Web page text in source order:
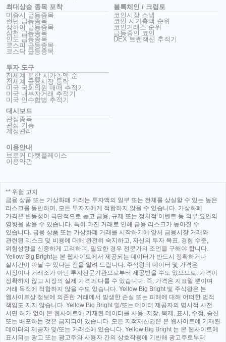
최대상승 종목 포착
미증시 급등종목
런던 급등종목
상하이 급등종목
심천 급등종목
인도 급등종목
코스피 급등종목
코스닥 급등종목
투자 도구
전세계 통합 시가총액 순
전세계 금융시장 등락
미국 국회의원 매매 추적기
미국 내부자거래 추적기
미국 인수합병 추적기
블록체인 / 크립토
코인시장 스냅
코인 시가총액 순위
코인거래소 순위
급등중인 코인
DEX 트랜잭션 추적기
대시보드
관심종목
관심 기능
계정관리
이용안내
브로커 마켓플레이스
이용약관
** 위험 고지
금융 상품 또는 가상화폐 거래는 투자액의 일부 또는 전체를 상실할 수 있는 높은
리스크를 동반하며, 모든 투자자에게 적합하지 않을 수 있습니다. 가상화폐
가격은 변동성이 극단적으로 높고 금융, 규제 또는 정치적 이벤트 등 외부 요인의
영향을 받을 수 있습니다. 특히 마진 거래로 인해 금융 리스크가 높아질 수
있습니다. 금융 상품 또는 가상화폐 거래를 시작하기에 앞서 금융시장 거래와
관련된 리스크 및 비용에 대해 완전히 숙지하고, 자신의 투자 목표, 경험 수준,
위험성향을 신중하게 고려하며, 필요한 경우 전문가의 조언을 구해야 합니다.
Yellow Big Bright는 본 웹사이트에서 제공되는 데이터가 반드시 정확하거나
실시간이 아닐 수 있다는 점을 알려 드립니다. 주식왕의 데이터 및 가격은
시장이나 거래소가 아닌 투자전문기관으로부터 제공받을 수도 있으므로, 가격이
정확하지 않고 시장의 실제 가격과 다를 수 있습니다. 즉, 가격은 지표일 뿐이며
거래 목적에 적합하지 않을 수도 있습니다. Yellow Big Bright 및 주식왕은 본
웹사이트상 정보에 의존한 거래에서 발생한 손실 또는 피해에 대해 어떠한 법적
책임도 지지 않습니다. Yellow Big Bright 및/또는 데이터 제공자의 명시적 사전
서면 허가 없이 본 웹사이트에 기재된 데이터를 사용, 저장, 복제, 표시, 수정, 송신
또는 배포하는 것은 금지되어 있습니다. 모든 지적재산권은 본 웹사이트에 기재된
데이터의 제공자 및/또는 거래소에 있습니다. Yellow Big Bright 는 본 웹사이트에
표시되는 광고 또는 광고주와 사용자 간의 상호작용에 기반해 광고주로부터